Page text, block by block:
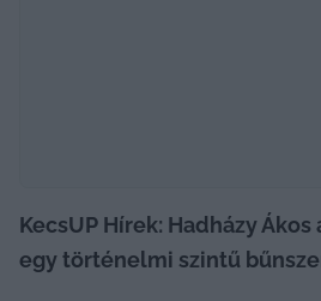
KecsUP Hírek: Hadházy
egy történelmi szintű